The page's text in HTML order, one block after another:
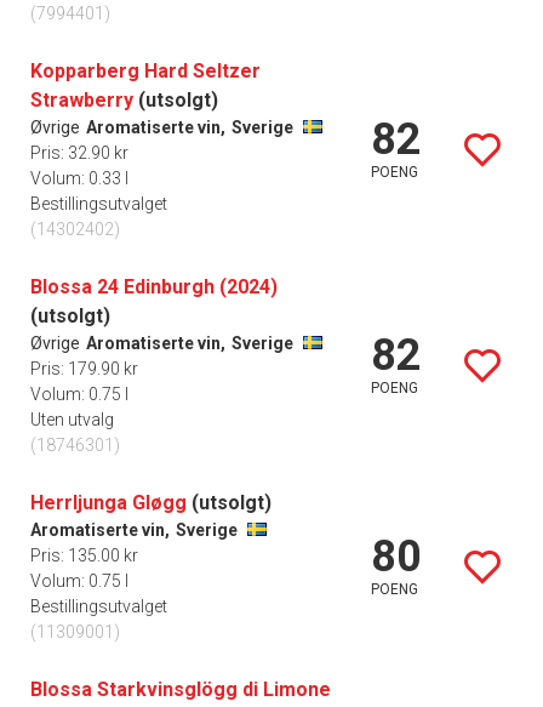
(7994401)
Kopparberg Hard Seltzer
Strawberry (utsolgt)
Øvrige Aromatiserte vin, Sverige
Pris: 32.90 kr
Volum: 0.33 l
Bestillingsutvalget
(14302402)
82
POENG
Blossa 24 Edinburgh (2024)
(utsolgt)
Øvrige Aromatiserte vin, Sverige
Pris: 179.90 kr
Volum: 0.75 l
Uten utvalg
(18746301)
82
POENG
Herrljunga Gløgg (utsolgt)
Aromatiserte vin, Sverige
Pris: 135.00 kr
Volum: 0.75 l
Bestillingsutvalget
(11309001)
80
POENG
Blossa Starkvinsglögg di Limone